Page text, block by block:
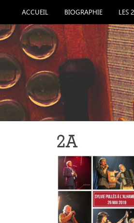
ACCUEIL BIOGRAPHIE LES
2A